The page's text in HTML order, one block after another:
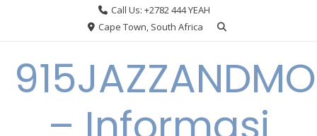
Call Us: +2782 444 YEAH
Cape Town, South Africa